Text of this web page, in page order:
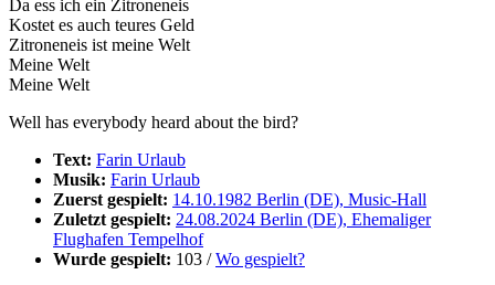
Da ess ich ein Zitroneneis
Kostet es auch teures Geld
Zitroneneis ist meine Welt
Meine Welt
Meine Welt
Well has everybody heard about the bird?
Text: Farin Urlaub
Musik: Farin Urlaub
Zuerst gespielt: 14.10.1982 Berlin (DE), Music-Hall
Zuletzt gespielt: 24.08.2024 Berlin (DE), Ehemaliger
Flughafen Tempelhof
Wurde gespielt: 103 /Wo gespielt?